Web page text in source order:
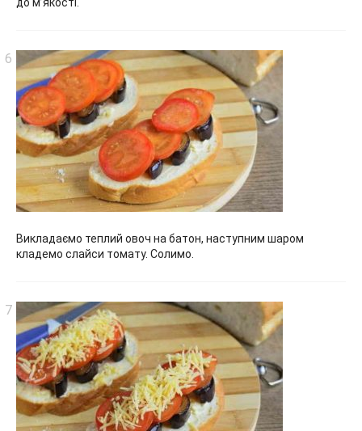
до м’якості.
Викладаємо теплий овоч на батон, наступним шаром
кладемо слайси томату. Солимо.